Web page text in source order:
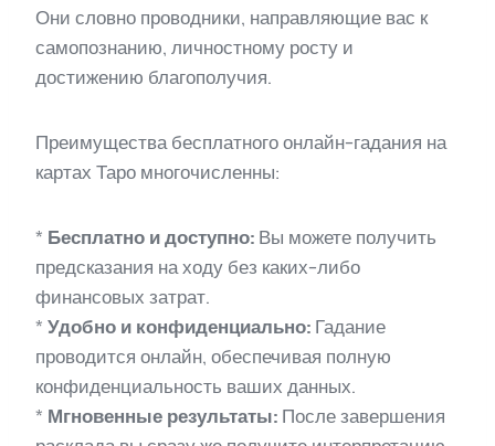
Они словно проводники, направляющие вас к
самопознанию, личностному росту и
достижению благополучия.
Преимущества бесплатного онлайн-гадания на
картах Таро многочисленны:
* Бесплатно и доступно: Вы можете получить
предсказания на ходу без каких-либо
финансовых затрат.
* Удобно и конфиденциально: Гадание
проводится онлайн, обеспечивая полную
конфиденциальность ваших данных.
* Мгновенные результаты: После завершения